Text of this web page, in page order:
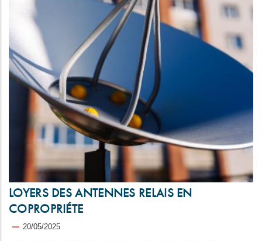
LOYERS DES ANTENNES RELAIS EN
COPROPRIÉTE
20/05/2025